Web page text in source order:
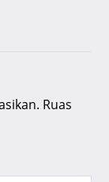
Ruas